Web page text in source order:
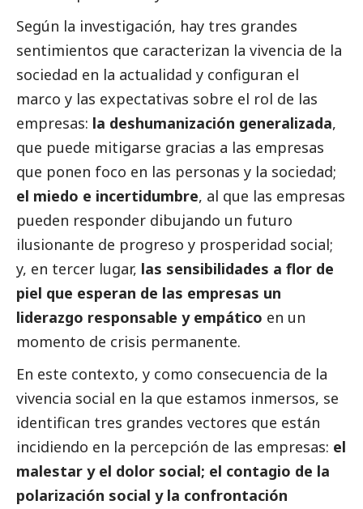
Según la investigación, hay tres grandes
sentimientos que caracterizan la vivencia de la
sociedad en la actualidad y configuran el
marco y las expectativas sobre el rol de las
empresas: la deshumanización generalizada,
que puede mitigarse gracias a las empresas
que ponen foco en las personas y la sociedad;
el miedo e incertidumbre, al que las empresas
pueden responder dibujando un futuro
ilusionante de progreso y prosperidad social;
y, en tercer lugar, las sensibilidades a flor de
piel que esperan de las empresas un
liderazgo responsable y empático en un
momento de crisis permanente.
En este contexto, y como consecuencia de la
vivencia social en la que estamos inmersos, se
identifican tres grandes vectores que están
incidiendo en la percepción de las empresas: el
malestar y el dolor social; el contagio de la
polarización social y la confrontación